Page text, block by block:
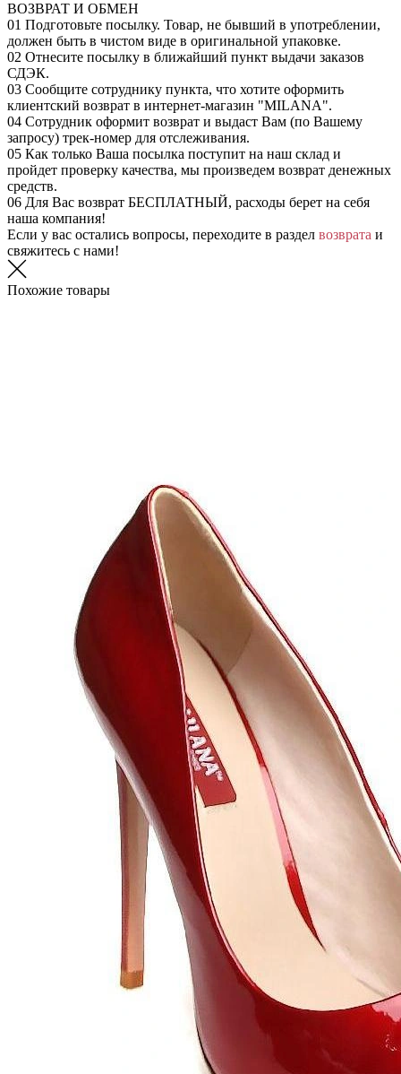
ВОЗВРАТ И ОБМЕН
01 Подготовьте посылку. Товар, не бывший в употреблении,
должен быть в чистом виде в оригинальной упаковке.
02 Отнесите посылку в ближайший пункт выдачи заказов
СДЭК.
03 Сообщите сотруднику пункта, что хотите оформить
клиентский возврат в интернет-магазин "MILANA".
04 Сотрудник оформит возврат и выдаст Вам (по Вашему
запросу) трек-номер для отслеживания.
05 Как только Ваша посылка поступит на наш склад и
пройдет проверку качества, мы произведем возврат денежных
средств.
06 Для Вас возврат БЕСПЛАТНЫЙ, расходы берет на себя
наша компания!
Если у вас остались вопросы, переходите в раздел возврата и
свяжитесь с нами!
Похожие товары